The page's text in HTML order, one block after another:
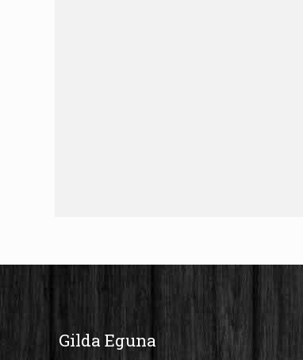
Gilda Eguna